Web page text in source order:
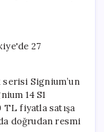
OLED,
Türkiye’de
Bin
TL
ile
Satışa
Sunuluyor
Signium’un
14 S1
TL fiyatla satışa
doğrudan resmi